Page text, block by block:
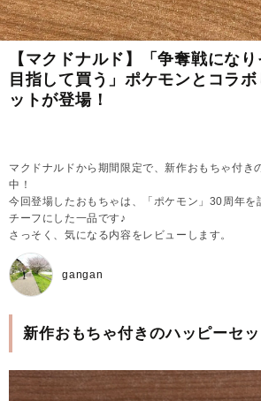
【マクドナルド】「争奪戦にな
目指して買う」ポケモンとコラ
ットが登場！
マクドナルドから期間限定で、新作おもちゃ付き
中！
今回登場したおもちゃは、「ポケモン」30周年を
チーフにした一品です♪
さっそく、気になる内容をレビューします。
gangan
新作おもちゃ付きのハッピーセッ